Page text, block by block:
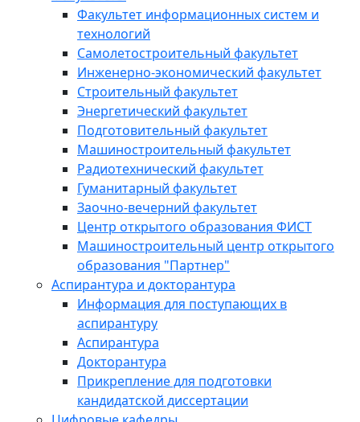
Факультет информационных систем и
технологий
Самолетостроительный факультет
Инженерно-экономический факультет
Строительный факультет
Энергетический факультет
Подготовительный факультет
Машиностроительный факультет
Радиотехнический факультет
Гуманитарный факультет
Заочно-вечерний факультет
Центр открытого образования ФИСТ
Машиностроительный центр открытого
образования "Партнер"
Аспирантура и докторантура
Информация для поступающих в
аспирантуру
Аспирантура
Докторантура
Прикрепление для подготовки
кандидатской диссертации